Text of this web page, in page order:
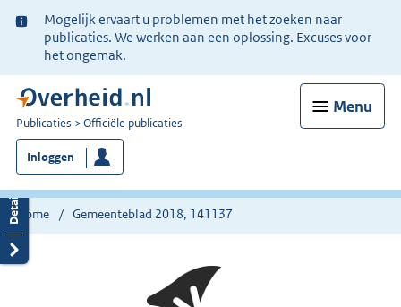
Ter
informatie:
Mogelijk ervaart u problemen met het zoeken naar
publicaties. We werken aan een oplossing. Excuses voor
het ongemak.
Menu
U
bent
nu
hier:
Publicaties Officiële publicaties
Inloggen
Home Gemeenteblad 2018, 141137